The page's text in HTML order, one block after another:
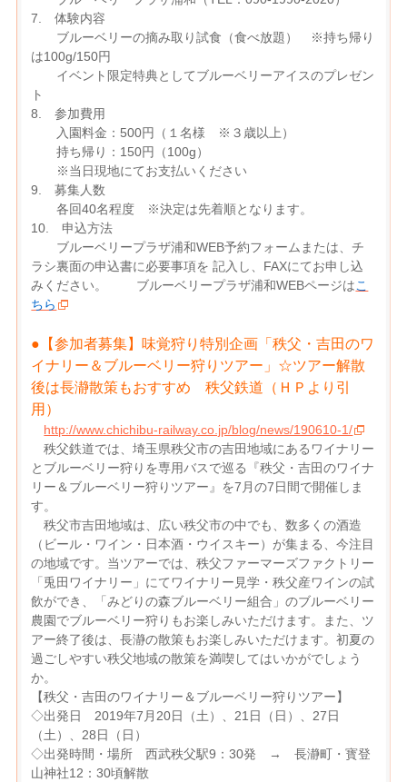
7. 体験内容
ブルーベリーの摘み取り試食（食べ放題） ※持ち帰り
は100g/150円
イベント限定特典としてブルーベリーアイスのプレゼン
ト
8. 参加費用
入園料金：500円（１名様 ※３歳以上）
持ち帰り：150円（100g）
※当日現地にてお支払いください
9. 募集人数
各回40名程度 ※決定は先着順となります。
10. 申込方法
ブルーベリープラザ浦和WEB予約フォームまたは、チ
ラシ裏面の申込書に必要事項を 記入し、FAXにてお申し込
みください。 ブルーベリープラザ浦和WEBページはこ
ちら
●【参加者募集】味覚狩り特別企画「秩父・吉田のワ
イナリー＆ブルーベリー狩りツアー」☆ツアー解散
後は長瀞散策もおすすめ 秩父鉄道（ＨＰより引
用）
http://www.chichibu-railway.co.jp/blog/news/190610-1/
秩父鉄道では、埼玉県秩父市の吉田地域にあるワイナリー
とブルーベリー狩りを専用バスで巡る『秩父・吉田のワイナ
リー＆ブルーベリー狩りツアー』を7月の7日間で開催しま
す。
秩父市吉田地域は、広い秩父市の中でも、数多くの酒造
（ビール・ワイン・日本酒・ウイスキー）が集まる、今注目
の地域です。当ツアーでは、秩父ファーマーズファクトリー
「兎田ワイナリー」にてワイナリー見学・秩父産ワインの試
飲ができ、「みどりの森ブルーベリー組合」のブルーベリー
農園でブルーベリー狩りもお楽しみいただけます。また、ツ
アー終了後は、長瀞の散策もお楽しみいただけます。初夏の
過ごしやすい秩父地域の散策を満喫してはいかがでしょう
か。
【秩父・吉田のワイナリー＆ブルーベリー狩りツアー】
◇出発日 2019年7月20日（土）、21日（日）、27日
（土）、28日（日）
◇出発時間・場所 西武秩父駅9：30発 → 長瀞町・寳登
山神社12：30頃解散